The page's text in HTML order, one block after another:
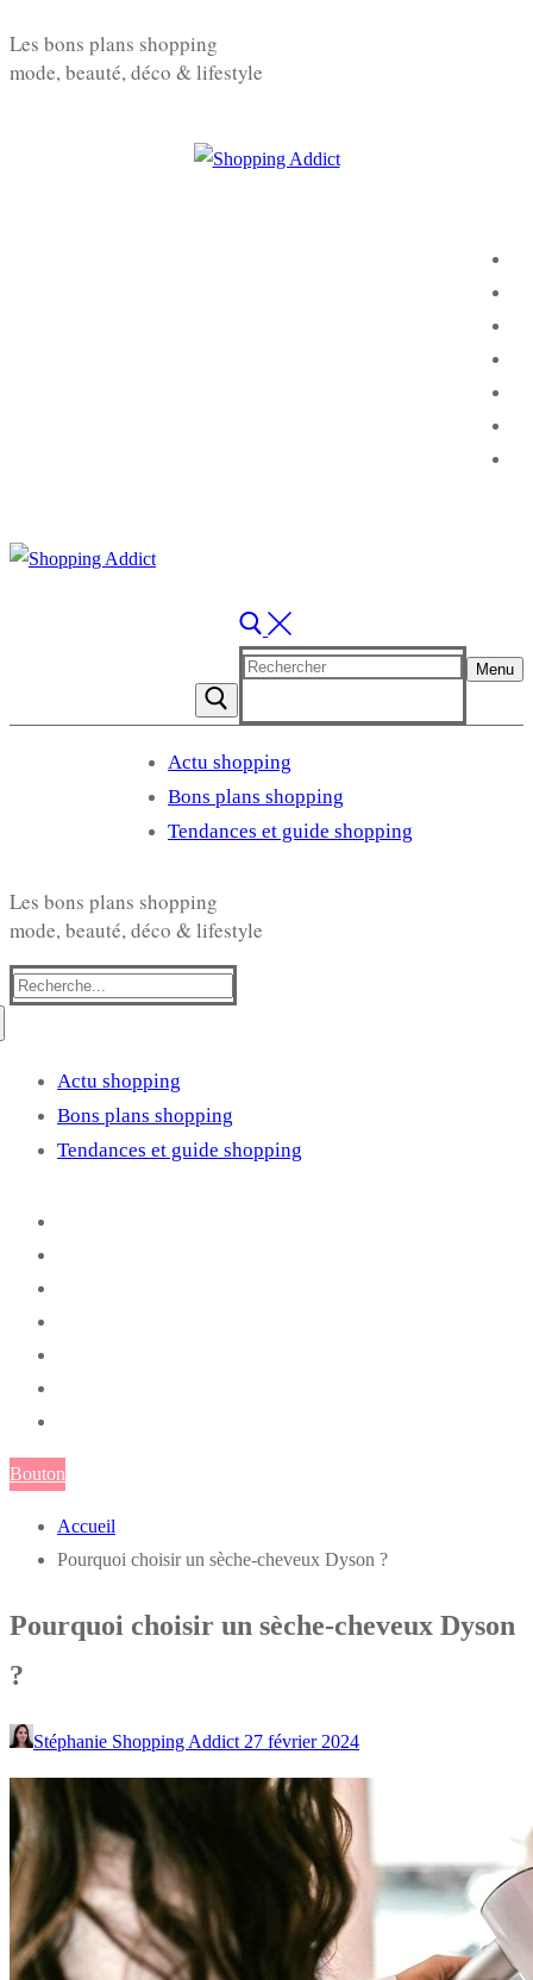
au
Les bons plans shopping
mode, beauté, déco & lifestyle
Rechercher
Menu
Actu shopping
Bons plans shopping
Tendances et guide shopping
Les bons plans shopping
mode, beauté, déco & lifestyle
Rechercher
Actu shopping
Bons plans shopping
Tendances et guide shopping
Bouton
Accueil
Pourquoi choisir un sèche-cheveux Dyson ?
Pourquoi choisir un sèche-cheveux Dyson
?
Stéphanie Shopping Addict 27 février 2024